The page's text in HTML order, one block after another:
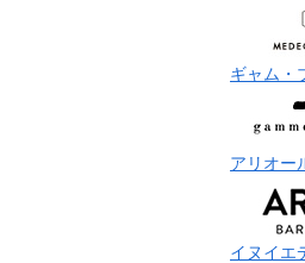
ギャム・
アリオー
イヌイエ